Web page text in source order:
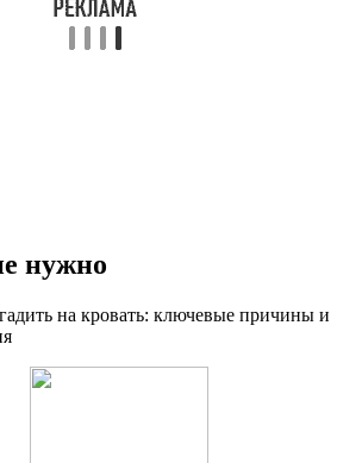
нужно
на кровать: ключевые причины и